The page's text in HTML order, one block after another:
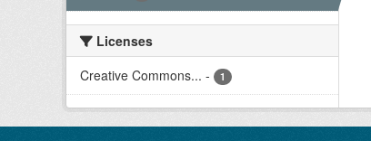
Licenses
Creative Commons... - 1